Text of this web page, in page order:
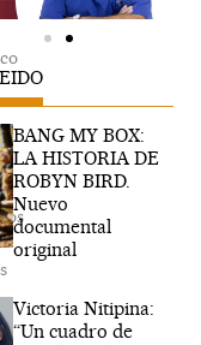
BANG MY BOX:
LA HISTORIA DE
ROBYN BIRD.
Nuevo
documental
original
Victoria Nitipina:
“Un cuadro de